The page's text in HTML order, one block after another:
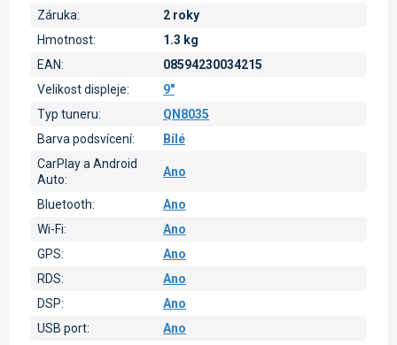
Záruka:
2 roky
Hmotnost:
1.3 kg
EAN:
08594230034215
Velikost displeje:
9"
Typ tuneru:
QN8035
Barva podsvícení:
Bílé
CarPlay a Android
Auto:
Ano
Bluetooth:
Ano
Wi-Fi:
Ano
GPS:
Ano
RDS:
Ano
DSP:
Ano
USB port:
Ano